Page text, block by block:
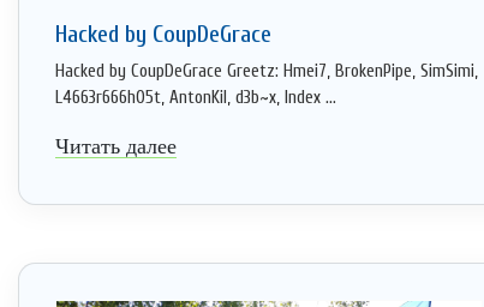
Hacked by CoupDeGrace
Hacked by CoupDeGrace Greetz: Hmei7, BrokenPipe, SimSimi,
L4663r666h05t, AntonKil, d3b~x, Index ...
Читать далее